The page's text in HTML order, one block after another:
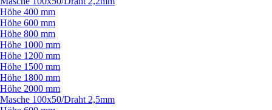
Höhe 400 mm
Höhe 600 mm
Höhe 800 mm
Höhe 1000 mm
Höhe 1200 mm
Höhe 1500 mm
Höhe 1800 mm
Höhe 2000 mm
Masche 100x50/Draht 2,5mm